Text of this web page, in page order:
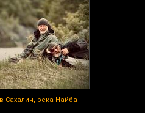
Сахалин, река Найба